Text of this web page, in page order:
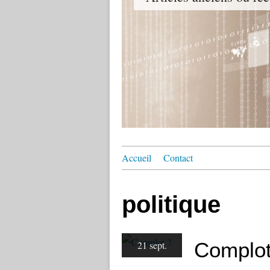
Accueil Contact
politique
21 sept.